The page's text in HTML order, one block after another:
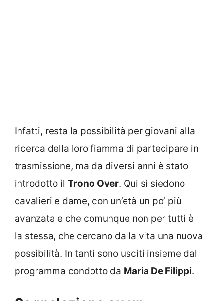
Infatti, resta la possibilità per giovani alla
ricerca della loro fiamma di partecipare in
trasmissione, ma da diversi anni è stato
introdotto il Trono Over. Qui si siedono
cavalieri e dame, con un’età un po’ più
avanzata e che comunque non per tutti è
la stessa, che cercano dalla vita una nuova
possibilità. In tanti sono usciti insieme dal
programma condotto da Maria De Filippi.